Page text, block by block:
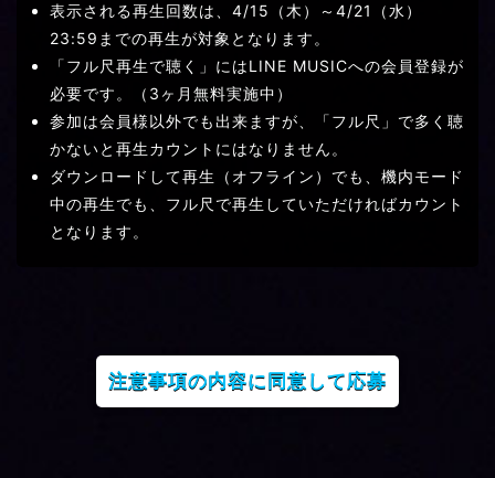
表示される再生回数は、4/15（木）～4/21（水）
23:59までの再生が対象となります。
「フル尺再生で聴く」にはLINE MUSICへの会員登録が
必要です。（3ヶ月無料実施中）
参加は会員様以外でも出来ますが、「フル尺」で多く聴
かないと再生カウントにはなりません。
ダウンロードして再生（オフライン）でも、機内モード
中の再生でも、フル尺で再生していただければカウント
となります。
注意事項の内容に同意して応募